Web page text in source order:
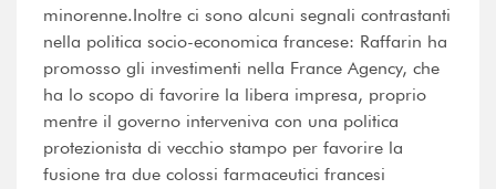
minorenne.Inoltre ci sono alcuni segnali contrastanti
nella politica socio-economica francese: Raffarin ha
promosso gli investimenti nella France Agency, che
ha lo scopo di favorire la libera impresa, proprio
mentre il governo interveniva con una politica
protezionista di vecchio stampo per favorire la
fusione tra due colossi farmaceutici francesi